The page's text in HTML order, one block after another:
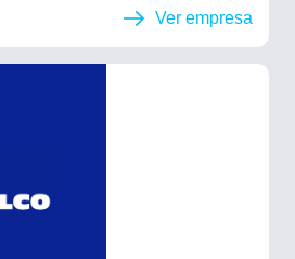
Ver empresa